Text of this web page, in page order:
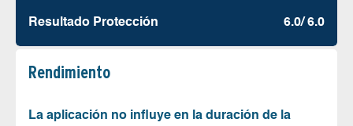
Resultado Protección 6.0/ 6.0
Rendimiento
La aplicación no influye en la duración de la